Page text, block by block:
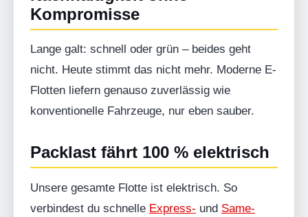
Kompromisse
Lange galt: schnell oder grün – beides geht
nicht. Heute stimmt das nicht mehr. Moderne E-
Flotten liefern genauso zuverlässig wie
konventionelle Fahrzeuge, nur eben sauber.
Packlast fährt 100 % elektrisch
Unsere gesamte Flotte ist elektrisch. So
verbindest du schnelle Express- und Same-